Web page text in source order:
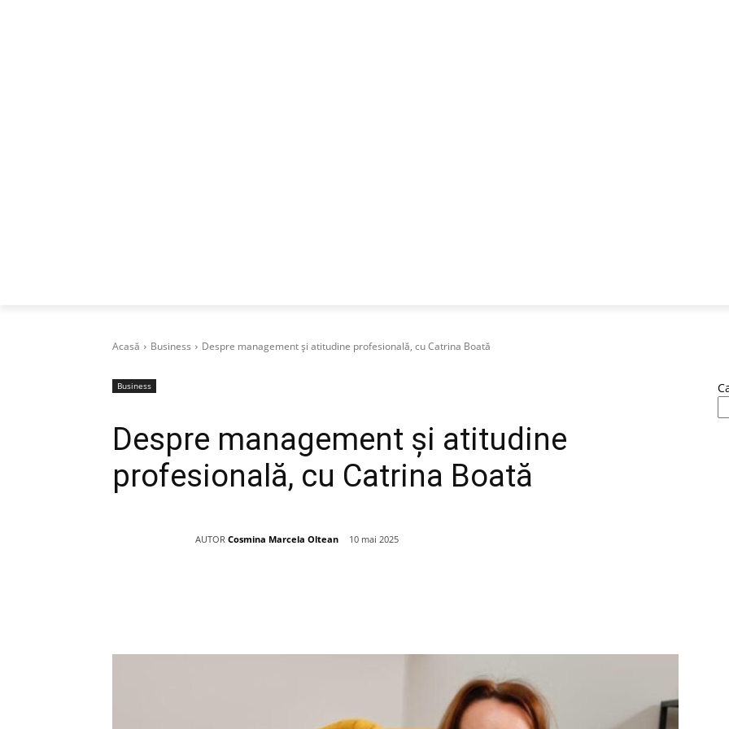
Acasă Business Despre management și atitudine profesională, cu Catrina Boată
Business
Despre management și atitudine
profesională, cu Catrina Boată
AUTOR Cosmina Marcela Oltean 10 mai 2025